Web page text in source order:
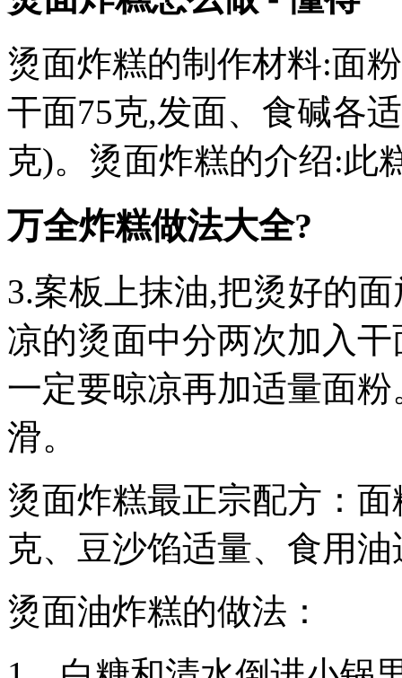
烫面炸糕的制作材料:面
干面75克,发面、食碱各
克)。烫面炸糕的介绍:此
万全炸糕做法大全?
3.案板上抹油,把烫好的
凉的烫面中分两次加入
一定要晾凉再加适量面
滑。
烫面炸糕最正宗配方：
克、豆沙馅适量、食用油
烫面油炸糕的做法：